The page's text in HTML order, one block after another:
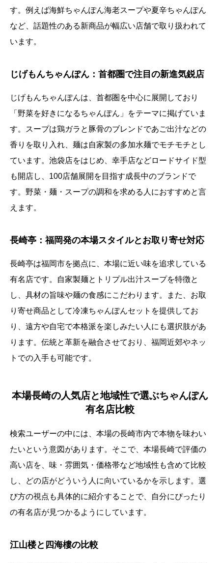
す。例えば海鮮ちゃんぽん海老スープや夏辛ちゃんぽん
など、話題性のある新商品が幅広い店舗で取り扱われて
います。
じげもんちゃんぽん：首都圏で注目の新進気鋭店
じげもんちゃんぽんは、首都圏を中心に展開しており
「野菜を好きになるちゃんぽん」をテーマに掲げていま
す。スープは鶏ガラと豚骨のブレンドであご出汁などの
香りを取り入れ、麺は自家製の多加水麺でモチモチとし
ています。池袋店をはじめ、幸手店などロードサイド型
も開店し、100店舗展開を目指す成長中のブランドで
す。野菜・麺・スープの調和を求める人におすすめと言
えます。
長崎亭：福岡発の本場スタイルとお取り寄せ対応
長崎亭は福岡市を拠点に、本場に近い味を追求している
有名店です。自家製麺とトリプル出汁スープを特徴と
し、具材の旨味や麺の食感にこだわります。また、お取
り寄せ商品として冷凍ちゃんぽんセットを提供してお
り、遠方や自宅で本格派を楽しみたい人にも選択肢があ
ります。伝統と革新を融合させており、福岡近郊やネッ
トでの入手も可能です。
本場長崎の人気店と地域性で選ぶちゃんぽん
有名店比較
検索ユーザーの中には、本場の長崎市内で本物を味わい
たいという意図があります。そこで、本場長崎で評価の
高い店を、味・雰囲気・価格帯など地域性も含めて比較
し、どの店がどういう人に向いているかを示します。選
び方の視点も具体的に紹介することで、自分にぴったり
の有名店が見つかるようにしています。
江山楼と四海樓の比較